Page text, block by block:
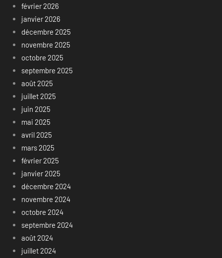
février 2026
janvier 2026
décembre 2025
novembre 2025
octobre 2025
septembre 2025
août 2025
juillet 2025
juin 2025
mai 2025
avril 2025
mars 2025
février 2025
janvier 2025
décembre 2024
novembre 2024
octobre 2024
septembre 2024
août 2024
juillet 2024